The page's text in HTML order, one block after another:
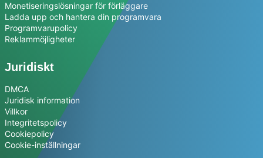
Monetiseringslösningar för förläggare
Ladda upp och hantera din programvara
Programvarupolicy
Reklammöjligheter
Juridiskt
DMCA
Juridisk information
Villkor
Integritetspolicy
Cookiepolicy
Cookie-inställningar